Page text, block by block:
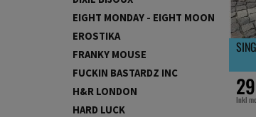
EIGHT MONDAY - EIGHT MOON
EROSTIKA
FRANKY MOUSE
FUCKIN BASTARDZ INC
H&R LONDON
HARD LUCK
Inkl